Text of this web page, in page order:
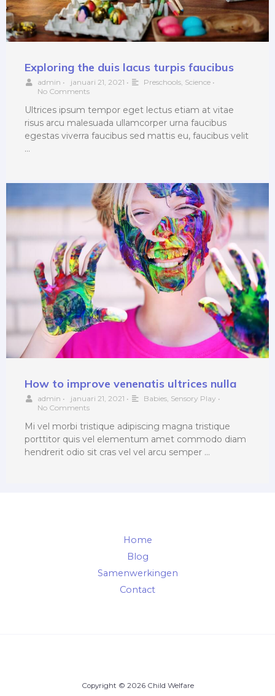
Exploring the duis lacus turpis faucibus
admin • januari 21, 2021 • Preschools Science •
No Comments
Ultrices ipsum tempor eget lectus etiam at vitae
risus arcu malesuada ullamcorper urna faucibus
egestas viverra faucibus sed mattis eu, faucibus velit
…
How to improve venenatis ultrices nulla
admin • januari 21, 2021 • Babies Sensory Play •
No Comments
Mi vel morbi tristique adipiscing magna tristique
porttitor quis vel elementum amet commodo diam
hendrerit odio sit cras vel vel arcu semper …
Home
Blog
Samenwerkingen
Contact
Copyright © 2026 Child Welfare